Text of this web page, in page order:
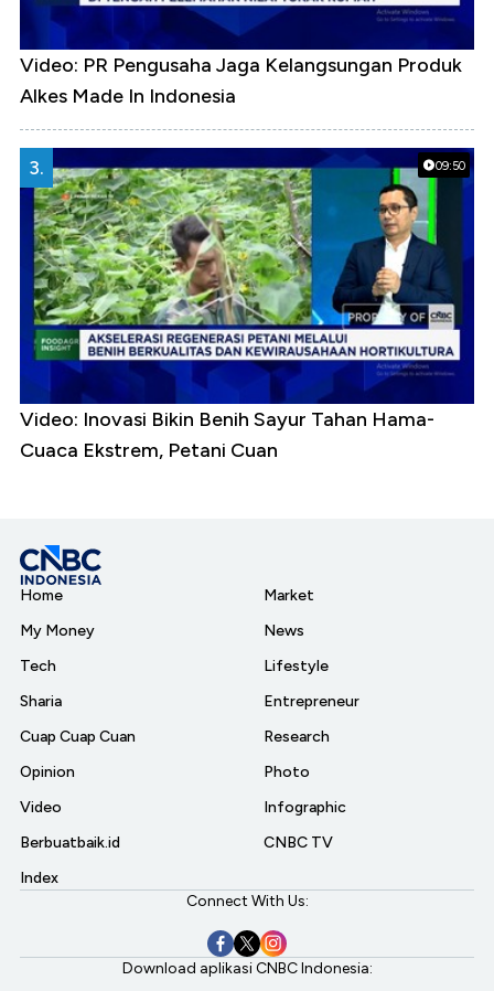
Video: PR Pengusaha Jaga Kelangsungan Produk
Alkes Made In Indonesia
09:50
3.
Video: Inovasi Bikin Benih Sayur Tahan Hama-
Cuaca Ekstrem, Petani Cuan
Home
My Money
Tech
Sharia
Cuap Cuap Cuan
Opinion
Video
Berbuatbaik.id
Index
Market
News
Lifestyle
Entrepreneur
Research
Photo
Infographic
CNBC TV
Connect With Us:
Download aplikasi CNBC Indonesia: